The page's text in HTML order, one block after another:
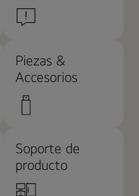
Piezas &
Accesorios
Soporte de
producto